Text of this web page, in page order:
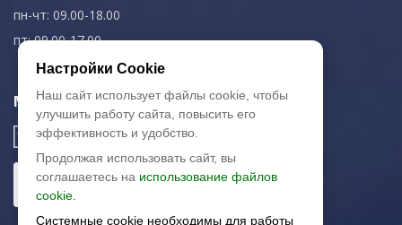
пн-чт: 09.00-18.00
пт: 09.00-17.00
Мы в соц. сетях
Настройки Cookie
Наш сайт использует файлы cookie, чтобы
улучшить работу сайта, повысить его
эффективность и удобство.
Продолжая использовать сайт, вы
соглашаетесь на использование файлов
cookie.
Системные cookie необходимы для работы